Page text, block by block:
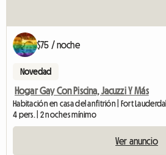
$75 / noche
Novedad
Hogar Gay Con Piscina, Jacuzzi Y Más
Habitación en casa del anfitrión | Fort
4 pers. | 2 noches mínimo
Ver anuncio